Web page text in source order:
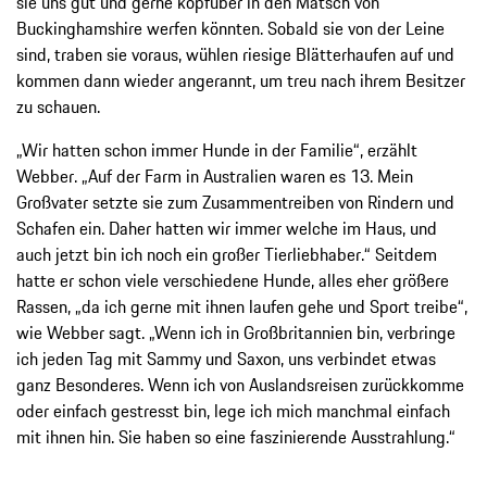
Buckinghamshire werfen könnten. Sobald sie von der Leine
sind, traben sie voraus, wühlen riesige Blätterhaufen auf und
kommen dann wieder angerannt, um treu nach ihrem Besitzer
zu schauen.
„Wir hatten schon immer Hunde in der Familie“, erzählt
Webber. „Auf der Farm in Australien waren es 13. Mein
Großvater setzte sie zum Zusammentreiben von Rindern und
Schafen ein. Daher hatten wir immer welche im Haus, und
auch jetzt bin ich noch ein großer Tierliebhaber.“ Seitdem
hatte er schon viele verschiedene Hunde, alles eher größere
Rassen, „da ich gerne mit ihnen laufen gehe und Sport treibe“,
wie Webber sagt. „Wenn ich in Großbritannien bin, verbringe
ich jeden Tag mit Sammy und Saxon, uns verbindet etwas
ganz Besonderes. Wenn ich von Auslandsreisen zurückkomme
oder einfach gestresst bin, lege ich mich manchmal einfach
mit ihnen hin. Sie haben so eine faszinierende Ausstrahlung.“